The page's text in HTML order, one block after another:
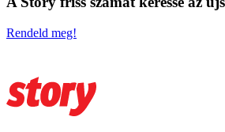
Rendeld meg!